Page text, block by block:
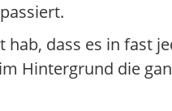
dass es in fast
Hintergrund die